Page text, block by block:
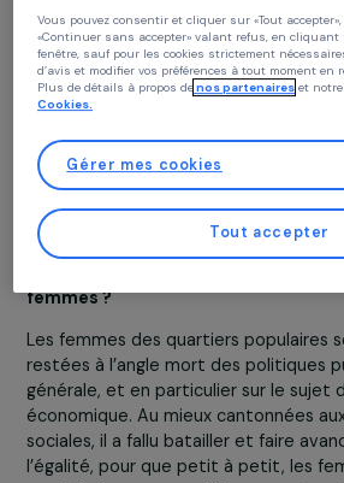
13 décembre
Dans les quartiers prioritaires de
constats faites-vous de
femmes ?
Politique des cookies
Chez RAJA nous utilisons des cookies avec
expérience sur notre site et notre blog. Cela
contenus personnalisés adaptés à votre
performantes, des publicités au plus près de
Vous pouvez consentir et cliquer sur «Tout
«Continuer sans accepter» valant refus, en
d’avis et modifier vos préférences à tout
Plus de détails à propos denos partenaires
Cookies.
Tout